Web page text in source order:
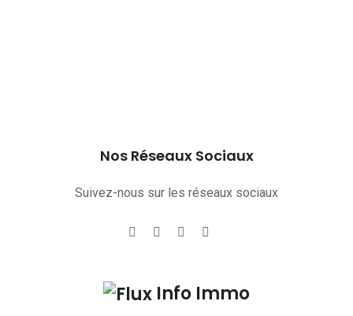
Nos Réseaux Sociaux
Suivez-nous sur les réseaux sociaux
Info Immo